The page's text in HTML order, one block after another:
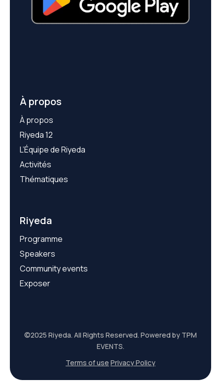
À propos
À propos
Riyeda 12
L’Équipe de Riyeda
Activités
Thématiques
Riyeda
Programme
Speakers
Community events
Exposer
©2025 Riyeda. All Rights Reserved. Powered by TPM
EVENTS.
Terms of use Privacy Policy